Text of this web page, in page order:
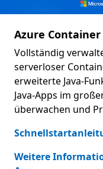
Azure Container
Vollständig
serverloser
erweiterte Java-
Java-Apps im
überwachen und
Weitere